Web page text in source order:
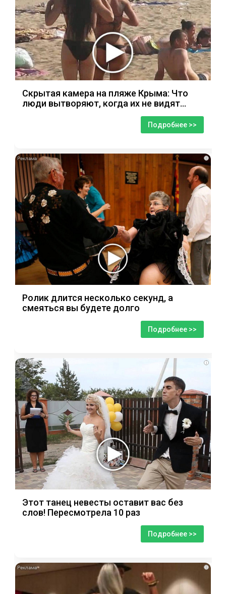
Скрытая камера на пляже Крыма: Что
люди вытворяют, когда их не видят...
Подробнее >>
i
Ролик длится несколько секунд, а
смеяться вы будете долго
Подробнее >>
i
Этот танец невесты оставит вас без
слов! Пересмотрела 10 раз
Подробнее >>
i